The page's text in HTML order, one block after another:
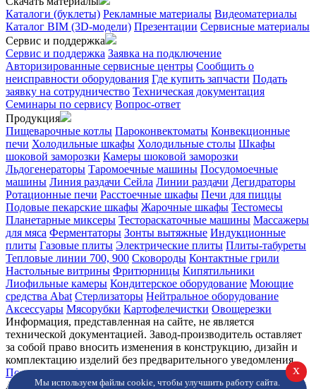
Каталоги (буклеты) Рекламные материалы Видеоматериалы
Каталог BIM (3D-модели) Презентации Сервисные материалы
Сервис и поддержка
Сервис и поддержка Заявка на подключение
Авторизированные сервисные центры Сообщить о
неисправности оборудования Где купить запчасти Подать
заявку на сотрудничество Техническая документация
Семинары по сервису Вопрос-ответ
Продукция
Пищеварочные котлы Пароконвектоматы Конвекционные
печи Холодильные шкафы Холодильные столы Шкафы
шоковой заморозки Камеры шоковой заморозки
Льдогенераторы Таромоечные машины Посудомоечные
машины Линия раздачи Сейла Линии раздачи Дегидраторы
Ротационные печи Расстоечные шкафы Печи для пиццы
Подовые пекарские шкафы Жарочные шкафы Тестомесы
Планетарные миксеры Тестораскаточные машины Массажеры
для мяса Ферментаторы Зонты вытяжные Индукционные
плиты Газовые плиты Электрические плиты Плиты-табуреты
Тепловые линии 700, 900 Сковороды Контактные грили
Настольные витрины Фритюрницы Кипятильники
Лиофильные камеры Кондитерское оборудование Моющие
средства Abat Стерлизаторы Нейтральное оборудование
Аксессуары Мясорубки Картофелечистки Овощерезки
Информация, представленная на сайте, не является
технической документацией. Завод-производитель оставляет
за собой право вносить изменения в конструкцию, дизайн и
комплектацию изделий без предварительного уведомления.
Политика конфиденциальности.
Abat © 2026Мы используем файлы cookie, чтобы улучшить работу сайта.
x